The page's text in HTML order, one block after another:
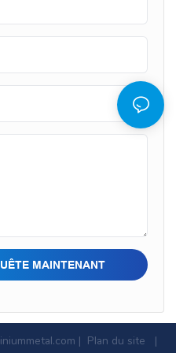
MAINTENANT
propriétés esthétiques.
| Plan du site |